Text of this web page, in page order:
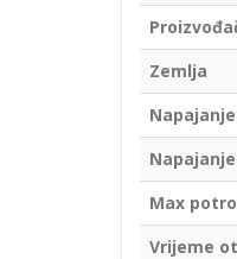
Zemlja
Napajanje
Max
Vrijeme